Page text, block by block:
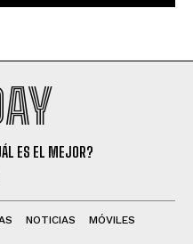
ES EL MEJOR?
NOTICIAS MÓVILES